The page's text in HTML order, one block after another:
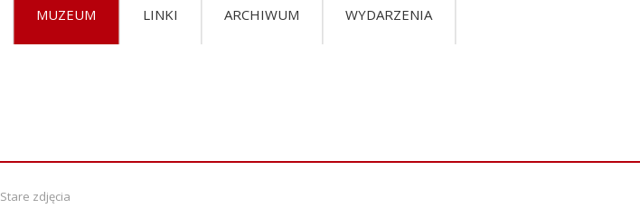
MUZEUM LINKI ARCHIWUM WYDARZENIA
Stare zdjęcia